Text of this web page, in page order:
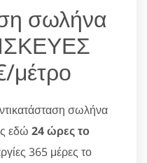
σωλήνα
μέτρο
σωλήνα
εδώ 24 ώρες το
365 μέρες το